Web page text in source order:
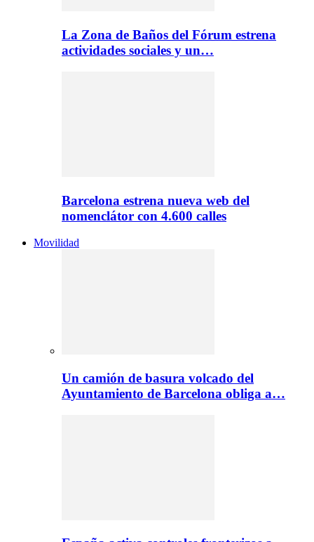
La Zona de Baños del Fórum estrena
actividades sociales y un…
Barcelona estrena nueva web del
nomenclátor con 4.600 calles
Movilidad
Un camión de basura volcado del
Ayuntamiento de Barcelona obliga a…